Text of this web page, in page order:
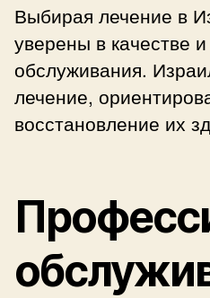
Выбирая лечение в
уверены в качестве
обслуживания.
лечение,
восстановление их